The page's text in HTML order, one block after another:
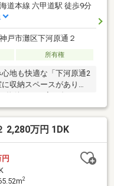
海道本線 六甲道駅 徒歩9分
戸市灘区下河原通２
所有権
地も快適な「下河原通2
収納スペースがあり、
間取りで、二人暮らしに
荷物で室内が溢れかえ
建物面積でスペースも
2,280万円 1DK
円
2